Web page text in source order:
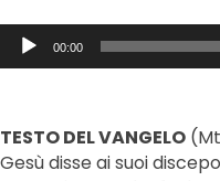
Audio
Player
00:00
TESTO DEL VANGELO
Gesù disse ai suoi